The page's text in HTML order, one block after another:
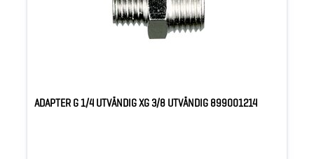
ADAPTER G 1/4 UTVÄNDIG XG 3/8 UTVÄNDIG 899001214